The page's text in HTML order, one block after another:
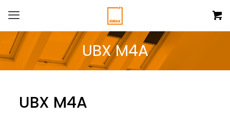
UBX M4A
UBX M4A